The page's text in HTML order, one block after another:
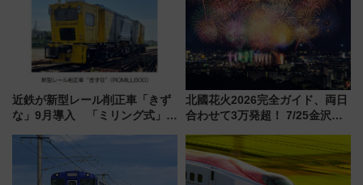
で解説！
近鉄が新型レール削正車「きず
な」9月導入 「ミリング式」採
化！安全性や乗り心地の向上に
貢献するだけでなく、全線区で
活躍するための仕組みも
北國花火2026完全ガイド、両日
合わせて3万発超！ 7/25金沢大
会の日程・アクセス・観覧席ま
とめ（石川県）